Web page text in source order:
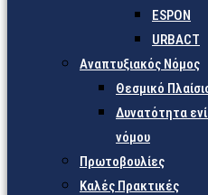
ESPON
URBACT
Αναπτυξιακός Νόμος
Θεσμικό
Δυνατότητα
νόμου
Πρωτοβουλίες
Καλές Πρακτικές